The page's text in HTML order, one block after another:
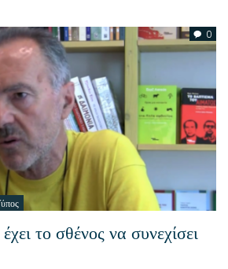
0
το σθένος να συνεχίσει